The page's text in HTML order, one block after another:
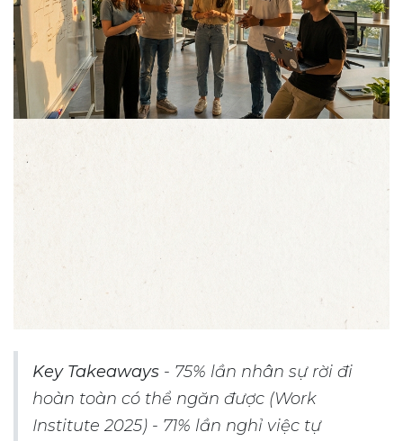
Key Takeaways - 75% lần nhân sự rời đi
hoàn toàn có thể ngăn được (Work
Institute 2025) - 71% lần nghỉ việc tự